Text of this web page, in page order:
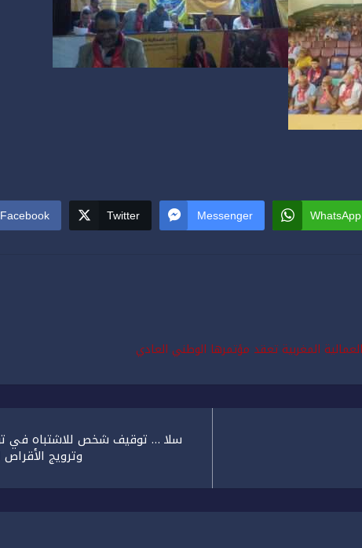
Facebook Twitter Messenger WhatsApp
العمالية المغربية تعقد مؤتمرها الوطني العادي
سلا … توقيف شخص للاشتباه في
وترويج